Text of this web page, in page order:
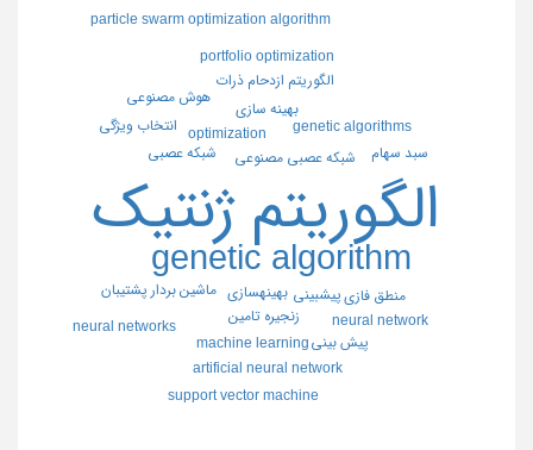
الگوريتم ژنتيك
genetic algorithm
شبكه عصبي مصنوعي
optimization
بهينهسازي
بهينه سازي
شبكه عصبي
genetic algorithms
الگوريتم ازدحام ذرات
زنجيره تامين
هوش مصنوعي
ماشين بردار پشتيبان
machine learning
portfolio optimization
انتخاب ويژگي
منطق فازيپيشبيني
artificial neural network
neural network
particle swarm optimization algorithm
سبد سهام
neural networks
support vector machine
پيش بيني